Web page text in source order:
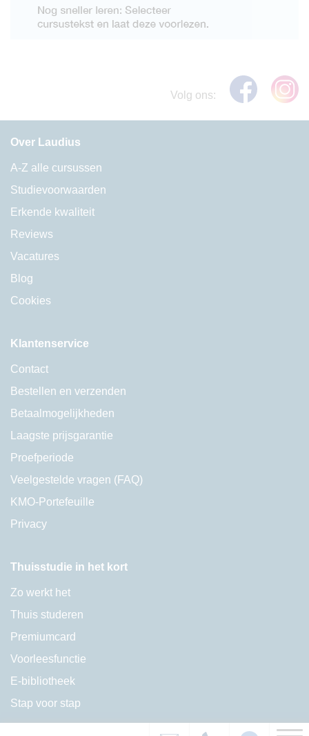
Volg ons:
Over Laudius
A-Z alle cursussen
Studievoorwaarden
Erkende kwaliteit
Reviews
Vacatures
Blog
Cookies
Klantenservice
Contact
Bestellen en verzenden
Betaalmogelijkheden
Laagste prijsgarantie
Proefperiode
Veelgestelde vragen (FAQ)
KMO-Portefeuille
Privacy
Thuisstudie in het kort
Zo werkt het
Thuis studeren
Premiumcard
Voorleesfunctie
E-bibliotheek
Stap voor stap